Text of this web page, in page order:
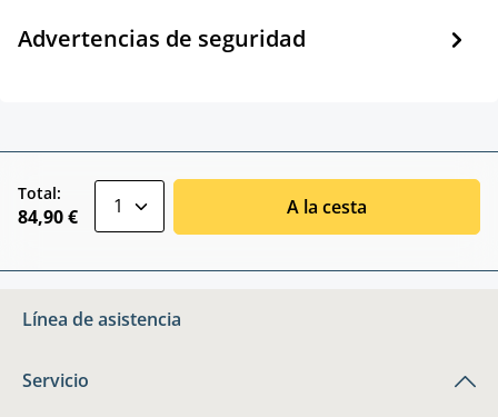
Advertencias de seguridad
Total:
84,90 € A la cesta
Línea de asistencia
Servicio